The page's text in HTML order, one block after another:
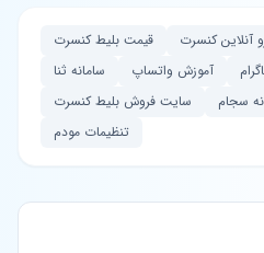
آنلاین کنسرت
قیمت بلیط کنسرت
آموزش واتساپ
سامانه ثنا
سجام
سایت فروش بلیط کنسرت
تنظیمات مودم